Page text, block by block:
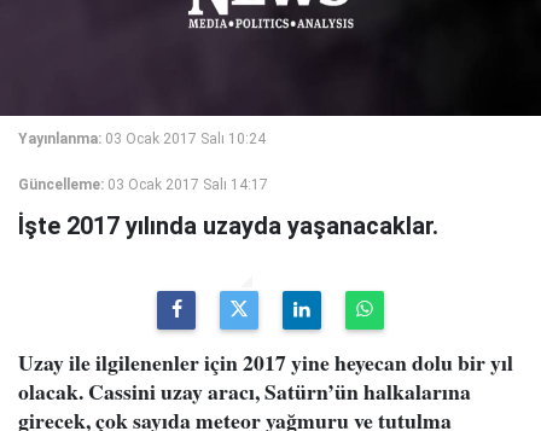
Yayınlanma: 03 Ocak 2017 Salı 10:24
Güncelleme: 03 Ocak 2017 Salı 14:17
İşte 2017 yılında uzayda yaşanacaklar.
Uzay ile ilgilenenler için 2017 yine heyecan dolu bir yıl
olacak. Cassini uzay aracı, Satürn’ün halkalarına
girecek, çok sayıda meteor yağmuru ve tutulma